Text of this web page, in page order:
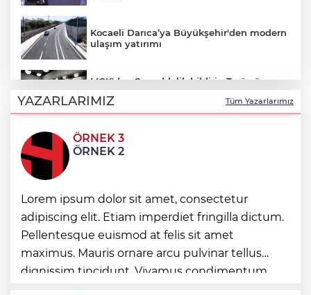
Kocaeli Darıca’ya Büyükşehir'den modern
ulaşım yatırımı
MGK'dan 8 maddelik bildiri... Terörsüz
Türkiye, bölgesel güvenlik ve Gazze
mesajı
Yakıt barcı filosuna iki yeni gemi
Türk Tarih Kurumu’ndan tarihi içerikler
tek platformda
Türkiye ile Vietnam arasında 'hava'da
yeni dönem... Sefer kapasitesi artırıldı
YAZARLARIMIZ Tüm Yazarlarımız
ÖRNEK 3
ÖRNEK 2
Lorem ipsum dolor sit amet, consectetur
adipiscing elit. Etiam imperdiet fringilla dictum.
Pellentesque euismod at felis sit amet
maximus. Mauris ornare arcu pulvinar tellus
dignissim tincidunt. Vivamus condimentum